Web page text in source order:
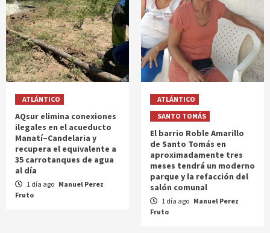
ATLÁNTICO
AQsur elimina conexiones
ilegales en el acueducto
Manatí–Candelaria y
recupera el equivalente a
35 carrotanques de agua
al día
1 día ago Manuel Perez
Fruto
ATLÁNTICO
SANTO TOMÁS
El barrio Roble Amarillo
de Santo Tomás en
aproximadamente tres
meses tendrá un moderno
parque y la refacción del
salón comunal
1 día ago Manuel Perez
Fruto